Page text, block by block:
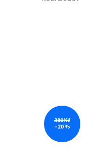
380 Kč
–20 %